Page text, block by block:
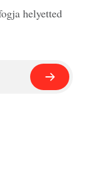
helyetted